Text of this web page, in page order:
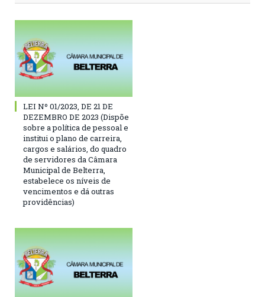
LEI Nº 01/2023, DE 21 DE
DEZEMBRO DE 2023 (Dispõe
sobre a política de pessoal e
institui o plano de carreira,
cargos e salários, do quadro
de servidores da Câmara
Municipal de Belterra,
estabelece os níveis de
vencimentos e dá outras
providências)